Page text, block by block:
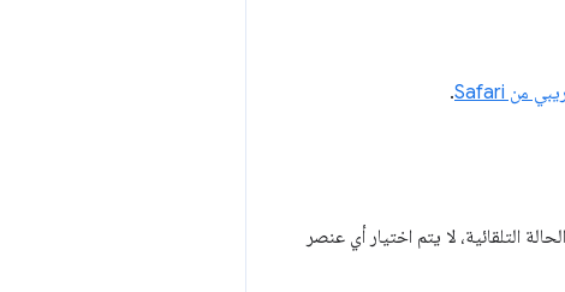
.
التلقائية، لا يتم اختيار أي عنصر